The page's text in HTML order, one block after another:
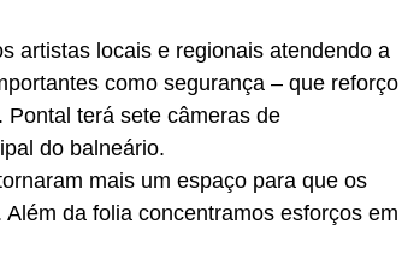
artistas locais e regionais atendendo a
como segurança – que reforço
terá sete câmeras de
do balneário.
mais um espaço para que os
da folia concentramos esforços em